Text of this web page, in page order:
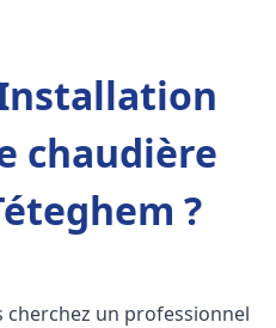
chaudière
?
cherchez un professionnel